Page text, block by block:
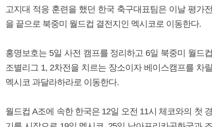
고지대 적응 훈련을 했던 한국 축구대표팀은 이날 평가전
을 끝으로 북중미 월드컵 결전지인 멕시코로 이동한다.
홍명보호는 5일 사전 캠프를 정리하고 6일 북중미 월드컵
조별리그 1, 2차전을 치르는 장소이자 베이스캠프를 차릴
멕시코 과달라하라로 이동한다.
월드컵 A조에 속한 한국은 12일 오전 11시 체코와의 첫 경